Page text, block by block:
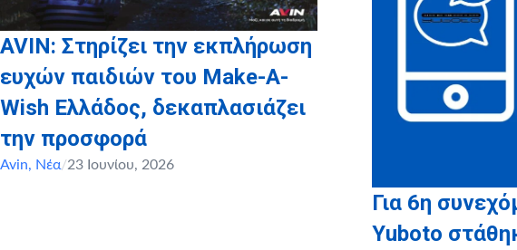
AVIN: Στηρίζει την εκπλήρωση
ευχών παιδιών του Make-A-
Wish Ελλάδος, δεκαπλασιάζει
την προσφορά
Avin, Νέα/23 Ιουνίου, 2026
Για 6η
Yuboto